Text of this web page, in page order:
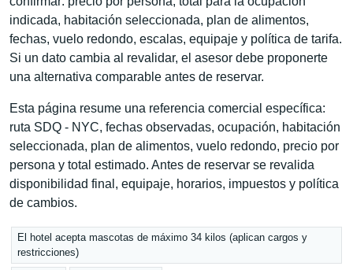
indicada, habitación seleccionada, plan de alimentos,
fechas, vuelo redondo, escalas, equipaje y política de tarifa.
Si un dato cambia al revalidar, el asesor debe proponerte
una alternativa comparable antes de reservar.
Esta página resume una referencia comercial específica:
ruta SDQ - NYC, fechas observadas, ocupación, habitación
seleccionada, plan de alimentos, vuelo redondo, precio por
persona y total estimado. Antes de reservar se revalida
disponibilidad final, equipaje, horarios, impuestos y política
de cambios.
El hotel acepta mascotas de máximo 34 kilos (aplican cargos y
restricciones)